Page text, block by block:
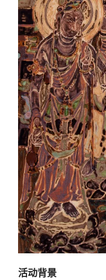
活动背景